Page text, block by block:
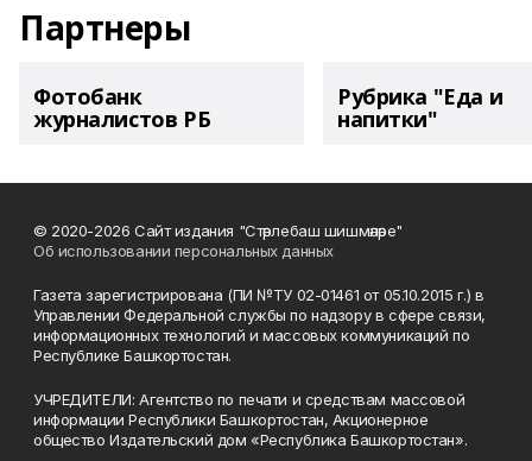
Партнеры
Фотобанк
журналистов РБ
Рубрика "Еда и
напитки"
© 2020-2026 Сайт издания "Стәрлебаш шишмәләре"
Об использовании персональных данных
Газета зарегистрирована (ПИ №ТУ 02-01461 от 05.10.2015 г.) в
Управлении Федеральной службы по надзору в сфере связи,
информационных технологий и массовых коммуникаций по
Республике Башкортостан.
УЧРЕДИТЕЛИ: Агентство по печати и средствам массовой
информации Республики Башкортостан, Акционерное
общество Издательский дом «Республика Башкортостан».